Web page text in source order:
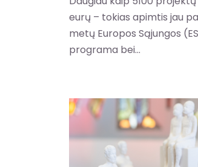
eurų – tokias apimtis jau
metų Europos Sąjungos
programa bei...